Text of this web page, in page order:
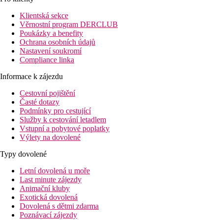
cca 27 km od letiště Cancún.
Vybavení:
Tento hotel disponuje celkem 355 pokoji. K vybavení hotelu
patří recepce (přihlášení je možné od 15:00 hodin, odhlášení do
12:00 hodin). O blaho hostů se stará 5 restaurací. Wi-Fi je
hotelovým hostům k dispozici zdarma. Pokojový servis je
případně za poplatek.
Bazén:
K venkovnímu vybavení hotelu patří 2 bazény.
Stravování:
All inclusive: snídaně, obědy a večeře. Dezerty a pečivo,
národní alkoholické nápoje, vybrané importované lihoviny a
rychlé občerstvení v určitých hodinách. Nápoj na uvítanou a
internet zdarma.
Sport/ volný čas:
Sportovní a volnočasová nabídka: jóga, stolní tenis (případně za
poplatek) a fitness. Nabídka wellness: lázeňská oblast za
poplatek. Zábava pro dospělé: animační program s živou
hudbou.
Další informace:
Klientská sekce
Věrnostní program DERCLUB
Poukázky a benefity
Ochrana osobních údajů
Nastavení soukromí
Compliance linka
Informace k zájezdu
Cestovní pojištění
Časté dotazy
Podmínky pro cestující
Služby k cestování letadlem
Vstupní a pobytové poplatky
Výlety na dovolené
Typy dovolené
Letní dovolená u moře
Last minute zájezdy
Animační kluby
Exotická dovolená
Dovolená s dětmi zdarma
Poznávací zájezdy